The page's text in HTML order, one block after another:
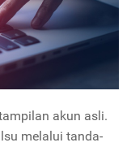
akun asli.
melalui tanda-